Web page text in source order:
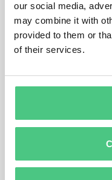
our social media,
may combine it with
provided to them or
of their services.